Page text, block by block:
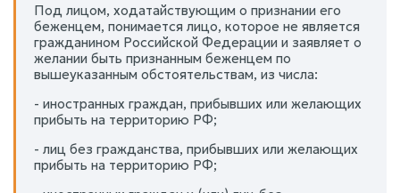
Под лицом, ходатайствующим о признании его
беженцем, понимается лицо, которое не является
гражданином Российской Федерации и заявляет о
желании быть признанным беженцем по
вышеуказанным обстоятельствам, из числа:
- иностранных граждан, прибывших или желающих
прибыть на территорию РФ;
- лиц без гражданства, прибывших или желающих
прибыть на территорию РФ;